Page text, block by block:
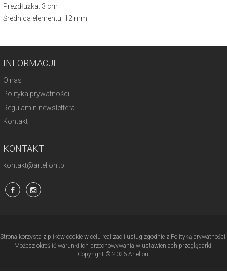
Prezdłużka: 3 cm
Średnica elementu: 12 mm
INFORMACJE
O nas
Polityka prywatności
Regulamin newslettera
Kontakt
KONTAKT
kontakt@artelioni.pl
Strona korzysta z plików cookie w celu realizacji usług zgodnie z Polityką prywatności.
Możesz określić warunki ich przechowywania w ustawieniach przeglądarki.
Copyright © 2026 Artelioni